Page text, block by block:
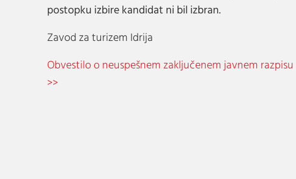
postopku izbire kandidat ni bil izbran.
Zavod za turizem Idrija
Obvestilo o neuspešnem zaključenem javnem razpisu
>>